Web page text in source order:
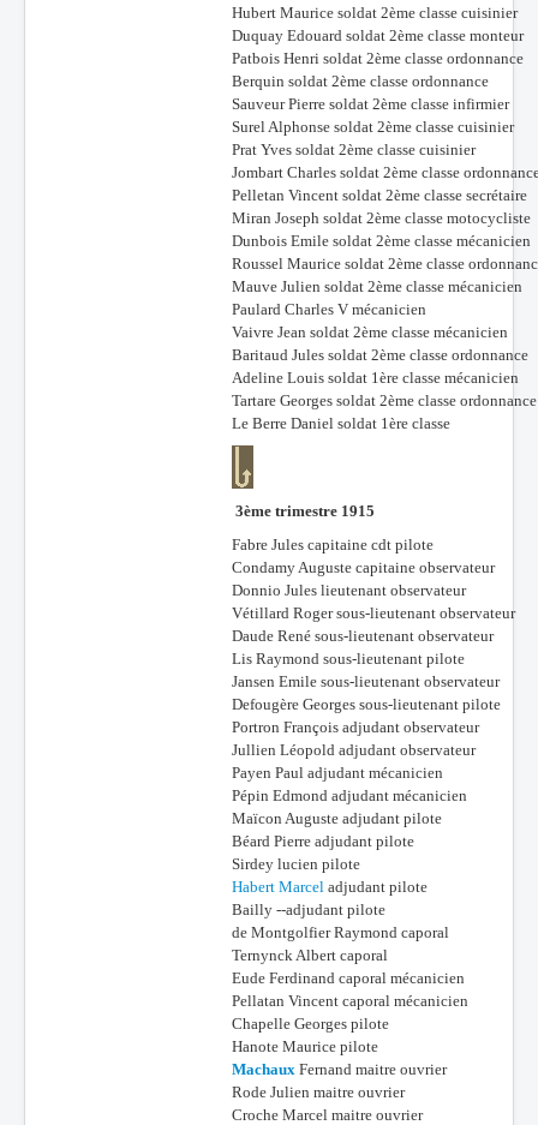
Hubert Maurice soldat 2ème classe cuisinier
Duquay Edouard soldat 2ème classe monteur
Patbois Henri soldat 2ème classe ordonnance
Berquin soldat 2ème classe ordonnance
Sauveur Pierre soldat 2ème classe infirmier
Surel Alphonse soldat 2ème classe cuisinier
Prat Yves soldat 2ème classe cuisinier
Jombart Charles soldat 2ème classe
Pelletan Vincent soldat 2ème classe secrétaire
Miran Joseph soldat 2ème classe motocycliste
Dunbois Emile soldat 2ème classe mécanicien
Roussel Maurice soldat 2ème classe
Mauve Julien soldat 2ème classe mécanicien
Paulard Charles V mécanicien
Vaivre Jean soldat 2ème classe mécanicien
Baritaud Jules soldat 2ème classe ordonnance
Adeline Louis soldat 1ère classe mécanicien
Tartare Georges soldat 2ème classe ordonnance
Le Berre Daniel soldat 1ère classe
3ème trimestre 1915
Fabre Jules capitaine cdt pilote
Condamy Auguste capitaine observateur
Donnio Jules lieutenant observateur
Vétillard Roger sous-lieutenant observateur
Daude René sous-lieutenant observateur
Lis Raymond sous-lieutenant pilote
Jansen Emile sous-lieutenant observateur
Defougère Georges sous-lieutenant pilote
Portron François adjudant observateur
Jullien Léopold adjudant observateur
Payen Paul adjudant mécanicien
Pépin Edmond adjudant mécanicien
Maïcon Auguste adjudant pilote
Béard Pierre adjudant pilote
Sirdey lucien pilote
Habert Marcel adjudant pilote
Bailly --adjudant pilote
de Montgolfier Raymond caporal
Ternynck Albert caporal
Eude Ferdinand caporal mécanicien
Pellatan Vincent caporal mécanicien
Chapelle Georges pilote
Hanote Maurice pilote
Machaux Fernand maitre ouvrier
Rode Julien maitre ouvrier
Croche Marcel maitre ouvrier